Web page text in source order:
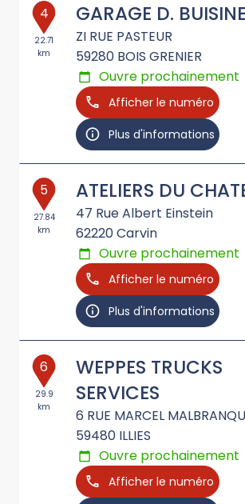
4
22.71
km
GARAGE D. BUISINE
ZI RUE PASTEUR
59280 BOIS GRENIER
Ouvre prochainement
Afficher le numéro
Plus d'informations
5
27.84
km
ATELIERS DU
47 Rue Albert Einstein
62220Carvin
Ouvre prochainement
Afficher le numéro
Plus d'informations
6
29.9
km
WEPPES TRUCKS
SERVICES
6 RUE MARCEL
59480 ILLIES
Ouvre prochainement
Afficher le numéro